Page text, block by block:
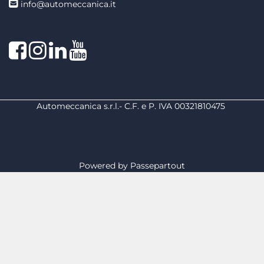
info@automeccanica.it
FacebookInstagram
linkedin
Automeccanica s.r.l.- C.F. e P. IVA 00321810475
Powered by Passepartout